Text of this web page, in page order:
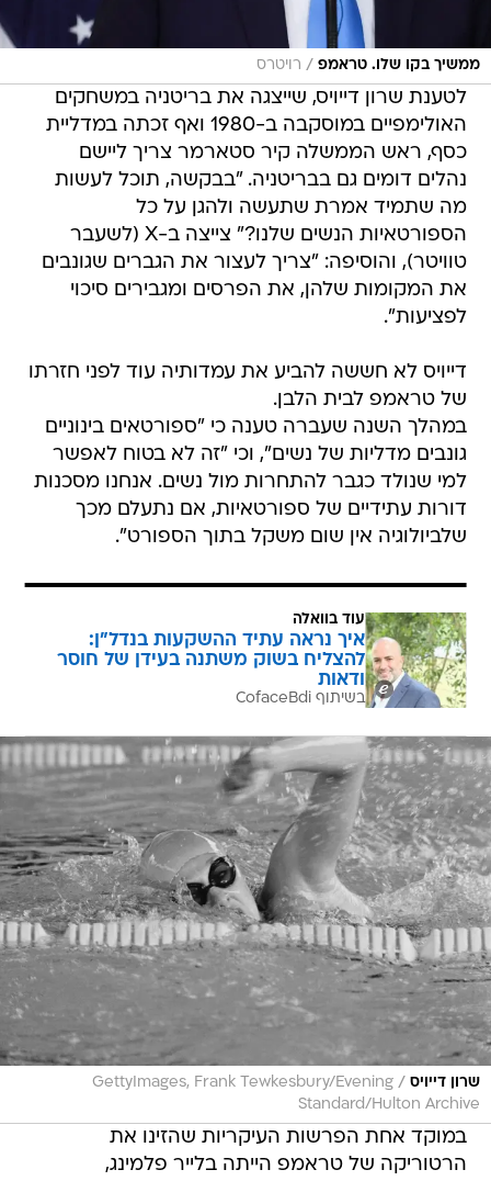
ממשיך בקו שלו. טראמפ / רויטרס
לטענת שרון דייויס, שייצגה את בריטניה במשחקים
האולימפיים במוסקבה ב-1980 ואף זכתה במדליית
כסף, ראש הממשלה קיר סטארמר צריך ליישם
נהלים דומים גם בבריטניה. "בבקשה, תוכל לעשות
מה שתמיד אמרת שתעשה ולהגן על כל
הספורטאיות הנשים שלנו?" צייצה ב-X (לשעבר
טוויטר), והוסיפה: "צריך לעצור את הגברים שגונבים
את המקומות שלהן, את הפרסים ומגבירים סיכוי
לפציעות".
דייויס לא חששה להביע את עמדותיה עוד לפני חזרתו
של טראמפ לבית הלבן.
במהלך השנה שעברה טענה כי "ספורטאים בינוניים
גונבים מדליות של נשים", וכי "זה לא בטוח לאפשר
למי שנולד כגבר להתחרות מול נשים. אנחנו מסכנות
דורות עתידיים של ספורטאיות, אם נתעלם מכך
שלביולוגיה אין שום משקל בתוך הספורט".
עוד בוואלה
איך נראה עתיד ההשקעות בנדל"ן:
להצליח בשוק משתנה בעידן של חוסר
ודאות
בשיתוף CofaceBdi
שרון דייויס /
GettyImages, Frank Tewkesbury/Evening
Standard/Hulton Archive
במוקד אחת הפרשות העיקריות שהזינו את
הרטוריקה של טראמפ הייתה בלייר פלמינג,